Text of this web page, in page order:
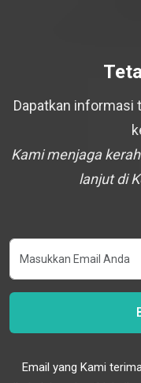
Dapatkan informasi
Kami menjaga
lanjut di
Email yang Kami